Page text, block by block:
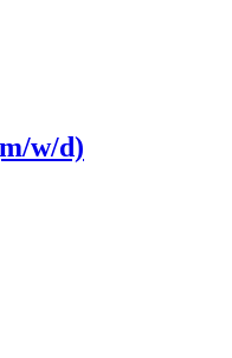
w/d)